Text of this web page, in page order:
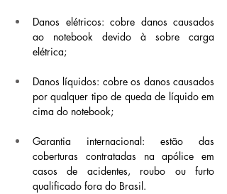
Danos elétricos: cobre danos causados
ao notebook devido à sobre carga
elétrica;
Danos líquidos: cobre os danos causados
por qualquer tipo de queda de líquido em
cima do notebook;
Garantia internacional: estão das
coberturas contratadas na apólice em
casos de acidentes, roubo ou furto
qualificado fora do Brasil.